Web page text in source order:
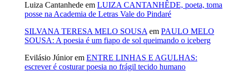
Luiza Cantanhede em LUIZA CANTANHÊDE, poeta, toma
posse na Academia de Letras Vale do Pindaré
SILVANA TERESA MELO SOUSA em PAULO MELO
SOUSA: A poesia é um fiapo de sol queimando o iceberg
Evilásio Júniorem ENTRE LINHAS E AGULHAS:
escrever é costurar poesia no frágil tecido humano